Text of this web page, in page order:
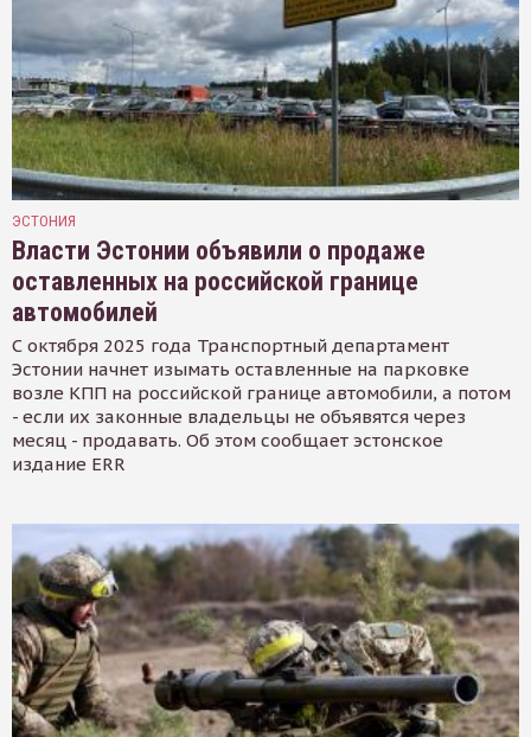
ЭСТОНИЯ
Власти Эстонии объявили о продаже
оставленных на российской границе
автомобилей
С октября 2025 года Транспортный департамент
Эстонии начнет изымать оставленные на парковке
возле КПП на российской границе автомобили, а потом
- если их законные владельцы не объявятся через
месяц - продавать. Об этом сообщает эстонское
издание ERR